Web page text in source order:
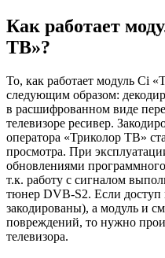
Как работает
ТВ»?
То, как работает модуль Ci
следующим образом:
в расшифрованном виде
телевизоре ресивер.
оператора «Триколор ТВ»
просмотра. При
обновлениями
т.к. работу с сигналом
тюнер DVB-S2. Если
закодированы), а модуль и
повреждений, то нужно
телевизора.